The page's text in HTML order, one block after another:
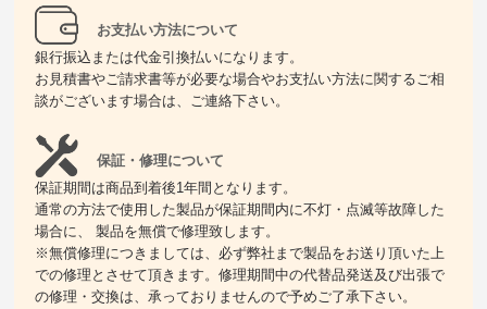
お支払い方法について
銀行振込または代金引換払いになります。
お見積書やご請求書等が必要な場合やお支払い方法に関するご相
談がございます場合は、ご連絡下さい。
保証・修理について
保証期間は商品到着後1年間となります。
通常の方法で使用した製品が保証期間内に不灯・点滅等故障した
場合に、 製品を無償で修理致します。
※無償修理につきましては、必ず弊社まで製品をお送り頂いた上
での修理とさせて頂きます。修理期間中の代替品発送及び出張で
の修理・交換は、承っておりませんので予めご了承下さい。